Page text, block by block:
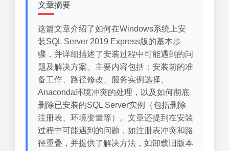
文章摘要
这篇文章介绍了如何在Windows系统上安
装SQL Server 2019 Express版的基本步
骤，并详细描述了安装过程中可能遇到的问
题及解决方案。主要内容包括：安装前的准
备工作、路径修改、服务实例选择、
Anaconda环境冲突的处理，以及如何彻底
删除已安装的SQL Server实例（包括删除
注册表、环境变量等）。文章还提到在安装
过程中可能遇到的问题，如注册表冲突和路
径重叠，并提供了解决方法，如卸载旧版本